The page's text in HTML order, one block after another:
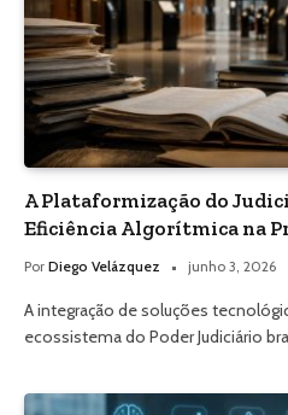
A Plataformização do
Eficiência Algorítmica na
Por Diego Velázquez junho 3, 2026
A integração de soluções
ecossistema do Poder Judiciário